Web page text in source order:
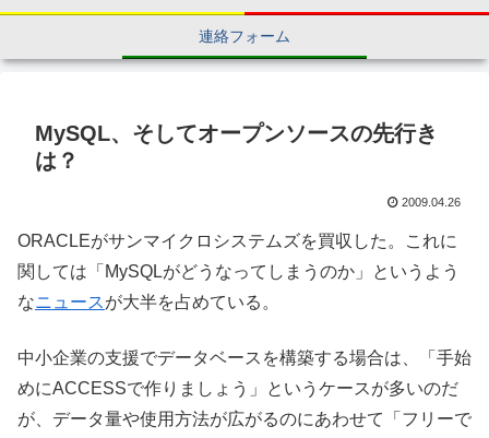
連絡フォーム
MySQL、そしてオープンソースの先行き
は？
2009.04.26
ORACLEがサンマイクロシステムズを買収した。これに
関しては「MySQLがどうなってしまうのか」というよう
なニュースが大半を占めている。
中小企業の支援でデータベースを構築する場合は、「手始
めにACCESSで作りましょう」というケースが多いのだ
が、データ量や使用方法が広がるのにあわせて「フリーで